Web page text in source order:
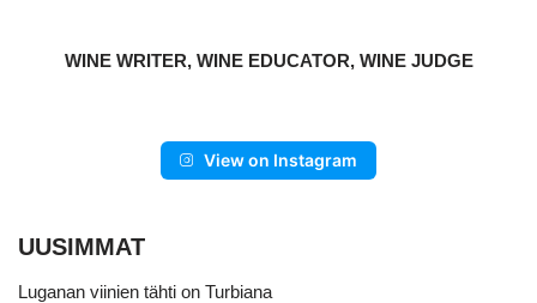
WINE WRITER, WINE EDUCATOR, WINE JUDGE
View on Instagram
UUSIMMAT
Luganan viinien tähti on Turbiana